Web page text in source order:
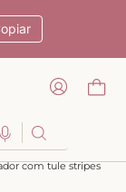
com tule stripes